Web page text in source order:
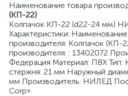
Наименование товара
(КП-22)
Колпачок КП-22 (d22-24 мм)
Характеристики: Наименование
производителя: Колпачок (КП-
производителя: : 13402072
Федерация Материал: ПВХ Тип:
стержня: 21 мм Наружный
мм Производитель: НИЛЕД
Corp»